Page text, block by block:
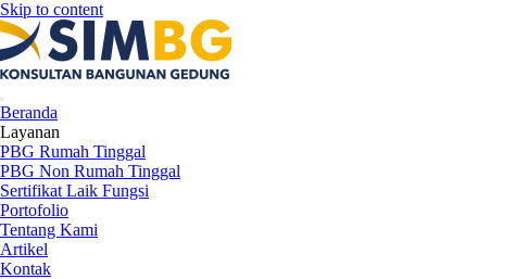
Skip to content
Beranda
Layanan
PBG Rumah Tinggal
PBG Non Rumah Tinggal
Sertifikat Laik Fungsi
Portofolio
Tentang Kami
Artikel
Kontak